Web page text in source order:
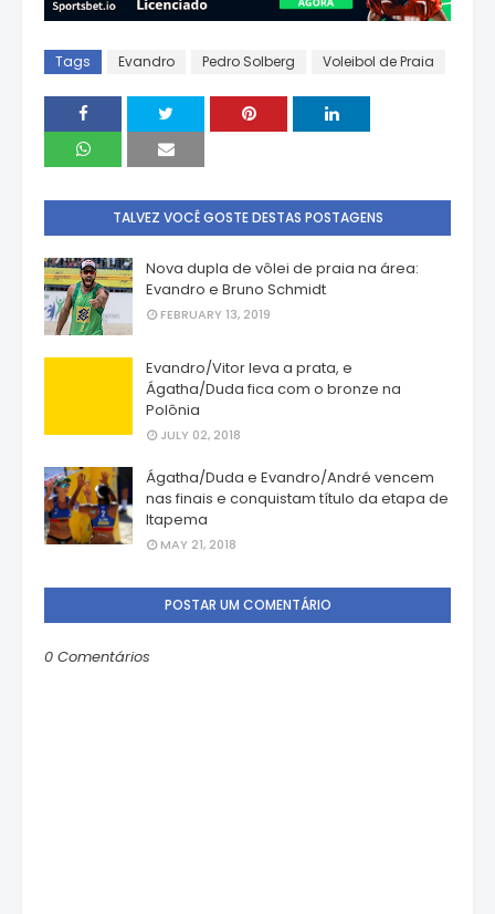
Tags Evandro Pedro Solberg Voleibol de Praia
TALVEZ VOCÊ GOSTE DESTAS POSTAGENS
Nova dupla de vôlei de praia na área:
Evandro e Bruno Schmidt
FEBRUARY 13, 2019
Evandro/Vitor leva a prata, e
Ágatha/Duda fica com o bronze na
Polônia
JULY 02, 2018
Ágatha/Duda e Evandro/André vencem
nas finais e conquistam título da etapa de
Itapema
MAY 21, 2018
POSTAR UM COMENTÁRIO
0 Comentários